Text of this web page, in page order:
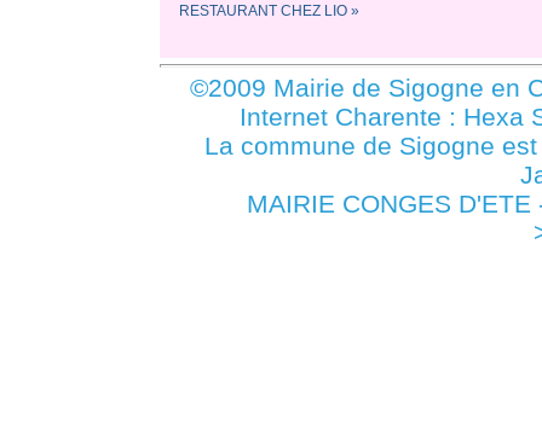
RESTAURANT CHEZ LIO »
©2009 Mairie de Sigogne en
Internet Charente : Hexa
La commune de Sigogne
MAIRIE CONGES